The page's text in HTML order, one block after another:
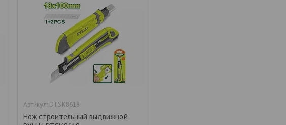
DTSK8618
Нож строительный выдвижной